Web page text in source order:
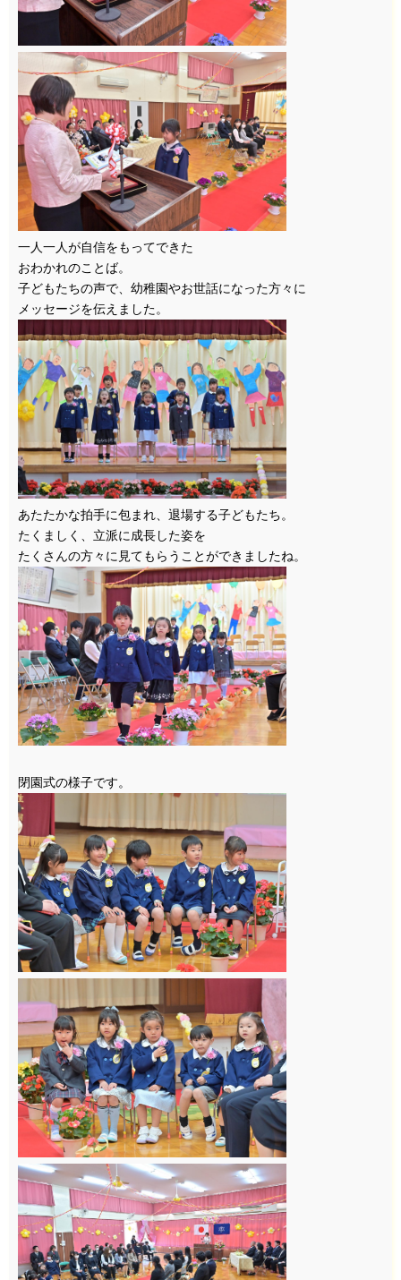
一人一人が自信をもってできた
おわかれのことば。
子どもたちの声で、幼稚園やお世話になった方々に
メッセージを伝えました。
あたたかな拍手に包まれ、退場する子どもたち。
たくましく、立派に成長した姿を
たくさんの方々に見てもらうことができましたね。
閉園式の様子です。